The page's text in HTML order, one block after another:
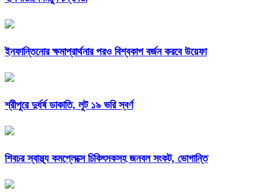
ইনফান্তিনোর ক্ষমাপ্রার্থনার পরও বিশ্বকাপ বর্জন করবে উয়েফা
শ্রীপুরে দুর্ধর্ষ ডাকাতি, লুট ১৯ ভরি স্বর্ণ
শিবচর স্বাস্থ্য কমপ্লেক্সে চিকিৎসকসহ জনবল সংকট, ভোগান্তি